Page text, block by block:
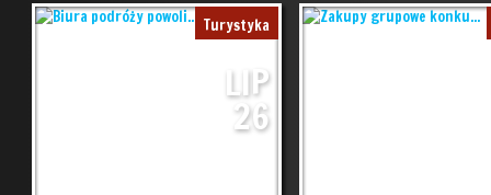
podróży. Excalibur Tours ogłosił
swoją upadłość, pozostawiając za
»»
wakacjach zaciskają pasa.
Turystyka
LIP
26